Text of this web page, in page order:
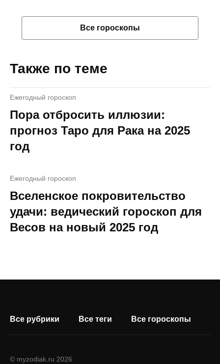
Все гороскопы
Также по теме
Ежегодный гороскоп
Пора отбросить иллюзии:
прогноз Таро для Рака на 2025
год
Ежегодный гороскоп
Вселенское покровительство
удачи: ведический гороскоп для
Весов на новый 2025 год
Все рубрики Все теги Все гороскопы
© myzodiak.ru 2026